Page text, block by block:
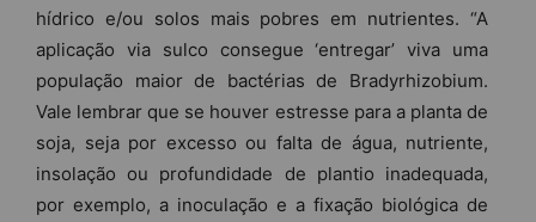
hídrico e/ou solos mais pobres em nutrientes. “A
aplicação via sulco consegue ‘entregar’ viva uma
população maior de bactérias de Bradyrhizobium.
Vale lembrar que se houver estresse para a planta de
soja, seja por excesso ou falta de água, nutriente,
insolação ou profundidade de plantio inadequada,
por exemplo, a inoculação e a fixação biológica de